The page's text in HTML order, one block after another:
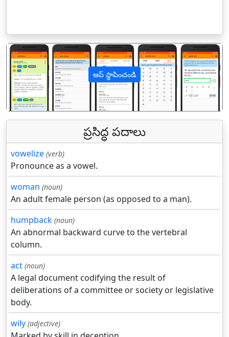
ఆప్ స్థాపించండి
पिछला
ప్రసిద్ధ పదాలు
vowelize (verb)
Pronounce as a vowel.
woman (noun)
An adult female person (as opposed to a man).
humpback (noun)
An abnormal backward curve to the vertebral
column.
act (noun)
A legal document codifying the result of
deliberations of a committee or society or legislative
body.
wily (adjective)